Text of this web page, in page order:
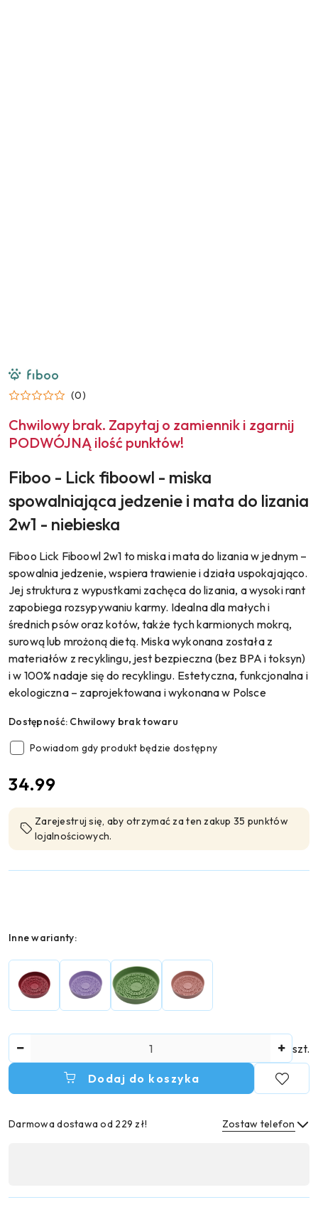
NAZWA
PRODUCENTA:
FIBOO
(0)
Chwilowy brak. Zapytaj o zamiennik i zgarnij
PODWÓJNĄ ilość punktów!
Fiboo - Lick fiboowl - miska
spowalniająca jedzenie i mata do lizania
2w1 - niebieska
Fiboo Lick Fiboowl 2w1 to miska i mata do lizania w jednym –
spowalnia jedzenie, wspiera trawienie i działa uspokajająco.
Jej struktura z wypustkami zachęca do lizania, a wysoki rant
zapobiega rozsypywaniu karmy. Idealna dla małych i
średnich psów oraz kotów, także tych karmionych mokrą,
surową lub mrożoną dietą. Miska wykonana została z
materiałów z recyklingu, jest bezpieczna (bez BPA i toksyn)
i w 100% nadaje się do recyklingu. Estetyczna, funkcjonalna i
ekologiczna – zaprojektowana i wykonana w Polsce
Dostępność: Chwilowy brak towaru
Powiadom gdy produkt będzie dostępny
cena:
34.99
Zarejestruj się, aby otrzymać za ten zakup 35 punktów
lojalnościowych.
Wariant
Inne warianty:
szt.
Dodaj do koszyka
Darmowa dostawa od 229 zł! Zostaw telefon
płatność